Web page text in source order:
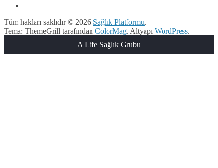
Tüm hakları saklıdır © 2026 Sağlık Platformu.
Tema: ThemeGrill tarafından ColorMag. Altyapı WordPress.
A Life Sağlık Grubu